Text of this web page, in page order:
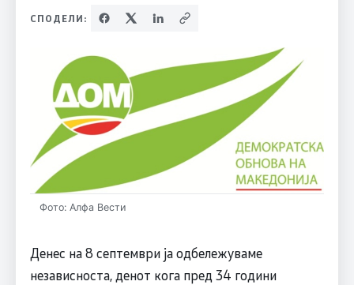
СПОДЕЛИ:
Фото: Алфа Вести
Денес на 8 септември ја одбележуваме
независноста, денот кога пред 34 години